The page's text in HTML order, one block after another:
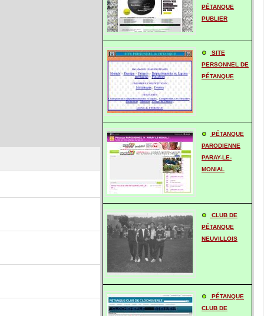
PÉTANQUE
PUBLIER
SITE
PERSONNEL DE
PÉTANQUE
PÉTANQUE
PARODIENNE
PARAY-LE-
MONIAL
CLUB DE
PÉTANQUE
NEUVILLOIS
PÉTANQUE
CLUB DE